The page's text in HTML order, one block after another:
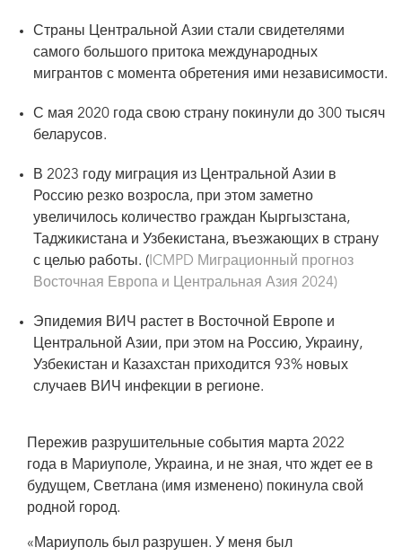
Страны Центральной Азии стали свидетелями
самого большого притока международных
мигрантов с момента обретения ими независимости.
С мая 2020 года свою страну покинули до 300 тысяч
беларусов.
В 2023 году миграция из Центральной Азии в
Россию резко возросла, при этом заметно
увеличилось количество граждан Кыргызстана,
Таджикистана и Узбекистана, въезжающих в страну
с целью работы. ( ICMPD Миграционный прогноз
Восточная Европа и Центральная Азия 2024)
Эпидемия ВИЧ растет в Восточной Европе и
Центральной Азии, при этом на Россию, Украину,
Узбекистан и Казахстан приходится 93% новых
случаев ВИЧ инфекции в регионе.
Пережив разрушительные события марта 2022
года в Мариуполе, Украина, и не зная, что ждет ее в
будущем, Светлана (имя изменено) покинула свой
родной город.
«Мариуполь был разрушен. У меня был